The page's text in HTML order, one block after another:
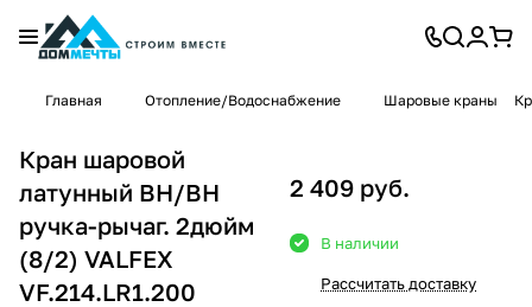
Главная Отопление/Водоснабжение Шаровые краны
Кран шаровой
латунный ВН/ВН
ручка-рычаг. 2дюйм
(8/2) VALFEX
VF.214.LR1.200
2 409 руб.
В наличии
Рассчитать доставку